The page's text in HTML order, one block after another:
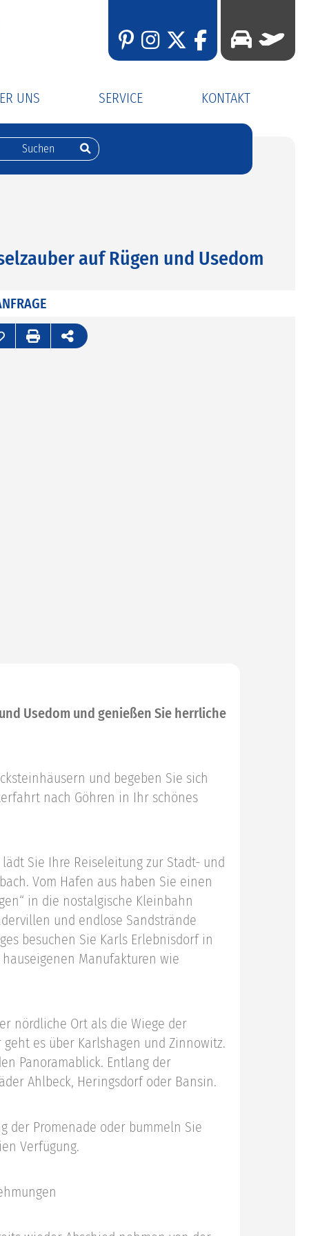
UNS
Katalog
SERVICE
Gutscheine
Newsletter
KONTAKT
Kontaktformular
auf Rügen und Usedom
Usedom und genießen Sie herrliche
und begeben Sie sich
nach Göhren in Ihr schönes
Sie Ihre Reiseleitung zur Stadt- und
Vom Hafen aus haben Sie einen
in die nostalgische Kleinbahn
und endlose Sandstrände
besuchen Sie Karls Erlebnisdorf in
Manufakturen wie
nördliche Ort als die Wiege der
es über Karlshagen und Zinnowitz.
Panoramablick. Entlang der
Ahlbeck, Heringsdorf oder Bansin.
der Promenade oder bummeln Sie
Verfügung.